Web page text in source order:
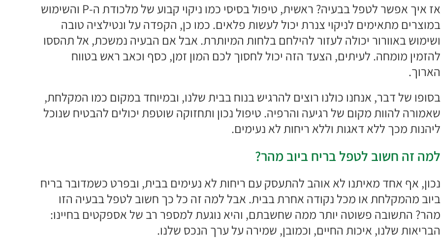
אז איך אפשר לטפל בבעיה? ראשית, טיפול בסיסי כמו ניקוי קבוע של מלכודת ה-P והשימוש
במוצרים מתאימים לניקוי צנרת יכול לעשות פלאים. כמו כן, הקפדה על ונטילציה טובה
ושימוש באוורור יכולה לעזור להילחם בלחות המיותרת. אבל אם הבעיה נמשכת, אל תהססו
להזמין מומחה. לעיתים, הצעד הזה יכול לחסוך לכם המון זמן, כסף וכאב ראש בטווח
הארוך.
בסופו של דבר, אנחנו כולנו רוצים להרגיש בנוח בבית שלנו, ובמיוחד במקום כמו המקלחת,
שאמורה להוות מקום של רגיעה והרפיה. טיפול נכון ותחזוקה שוטפת יכולים להבטיח שנוכל
ליהנות מכך ללא דאגות וללא ריחות לא נעימים.
למה זה חשוב לטפל בריח ביוב מהר?
נכון, אף אחד מאיתנו לא אוהב להתעסק עם ריחות לא נעימים בבית, ובפרט כשמדובר בריח
ביוב מהמקלחת או מכל נקודה אחרת בבית. אבל למה זה כל כך חשוב לטפל בבעיה הזו
מהר? התשובה פשוטה יותר ממה שחשבתם, והיא נוגעת למספר רב של אספקטים בחיינו:
הבריאות שלנו, איכות החיים, וכמובן, שמירה על ערך הנכס שלנו.